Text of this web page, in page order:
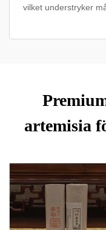
vilket understryker
artemisia